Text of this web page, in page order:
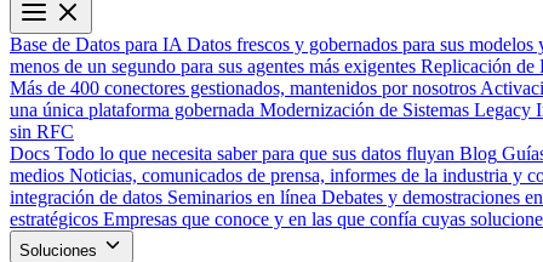
Base de Datos para IA Datos frescos y gobernados para sus modelos
menos de un segundo para sus agentes más exigentes Replicación de
Más de 400 conectores gestionados, mantenidos por nosotros
una única plataforma gobernada Modernización de Sistemas Legacy
sin RFC
Docs Todo lo que necesita saber para que sus datos fluyan Blog
medios Noticias, comunicados de prensa, informes de la industria y
integración de datos Seminarios en línea Debates y demostraciones
estratégicos Empresas que conoce y en las que confía cuyas
Soluciones